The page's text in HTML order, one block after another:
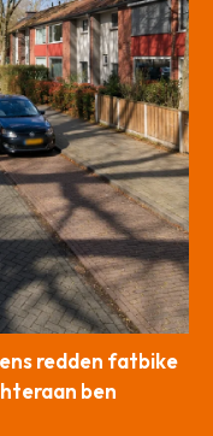
redden fatbike
ben